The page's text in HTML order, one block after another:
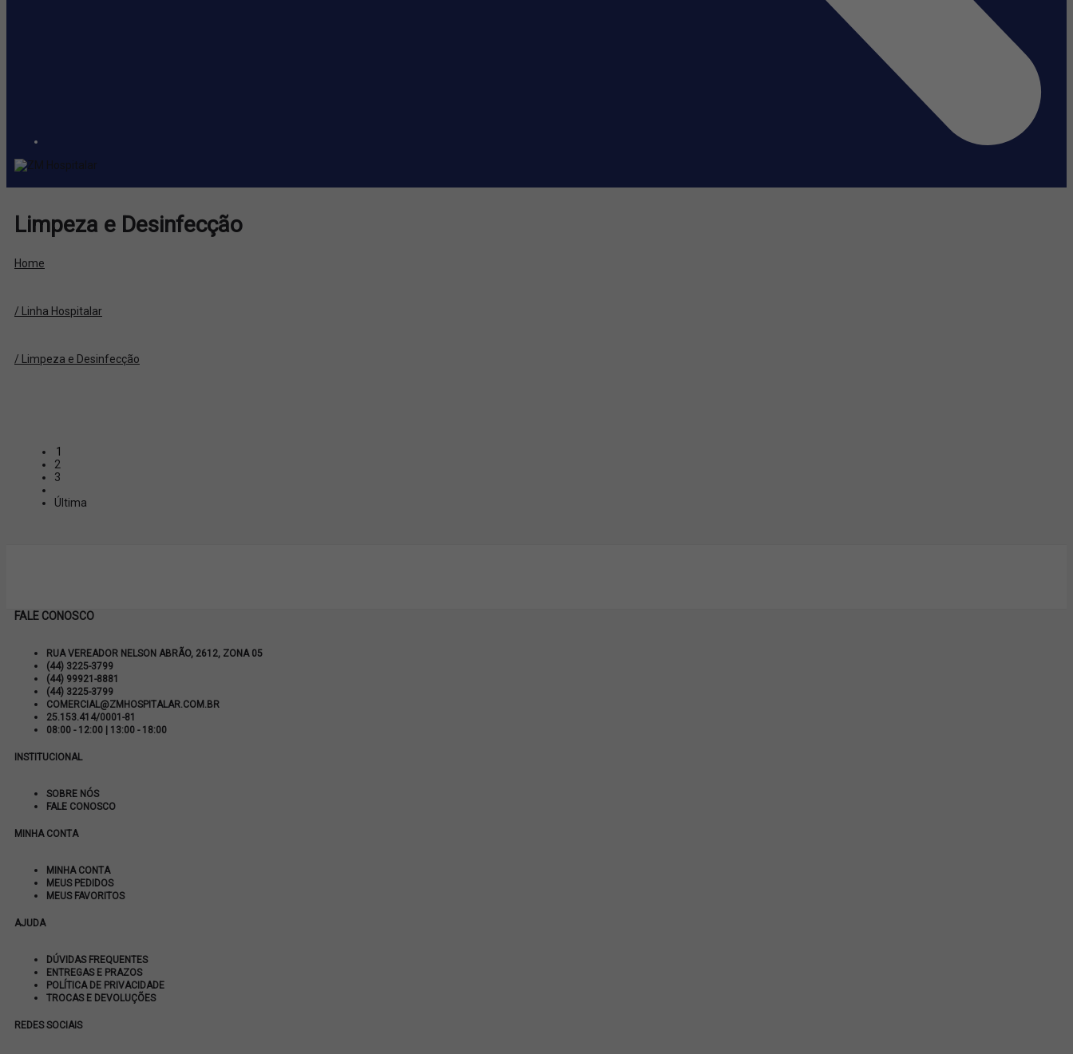
Limpeza e Desinfecção
Home
/ Linha Hospitalar
/ Limpeza e Desinfecção
1
2
3
Última
FALE CONOSCO
RUA VEREADOR NELSON ABRÃO, 2612, ZONA 05
(44) 3225-3799
(44) 99921-8881
(44) 3225-3799
COMERCIAL@ZMHOSPITALAR.COM.BR
25.153.414/0001-81
08:00 - 12:00 | 13:00 - 18:00
INSTITUCIONAL
SOBRE NÓS
FALE CONOSCO
MINHA CONTA
MINHA CONTA
MEUS PEDIDOS
MEUS FAVORITOS
AJUDA
DÚVIDAS FREQUENTES
ENTREGAS E PRAZOS
POLÍTICA DE PRIVACIDADE
TROCAS E DEVOLUÇÕES
REDES SOCIAIS